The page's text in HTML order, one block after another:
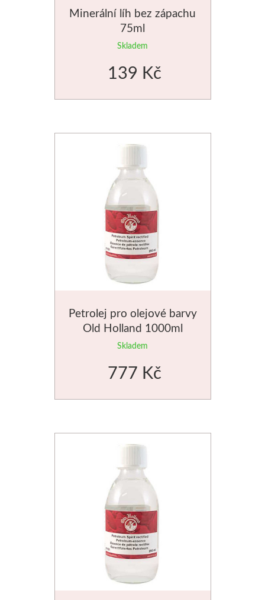
Minerální líh bez zápachu
75ml
Skladem
139 Kč
Petrolej pro olejové barvy
Old Holland 1000ml
Skladem
777 Kč